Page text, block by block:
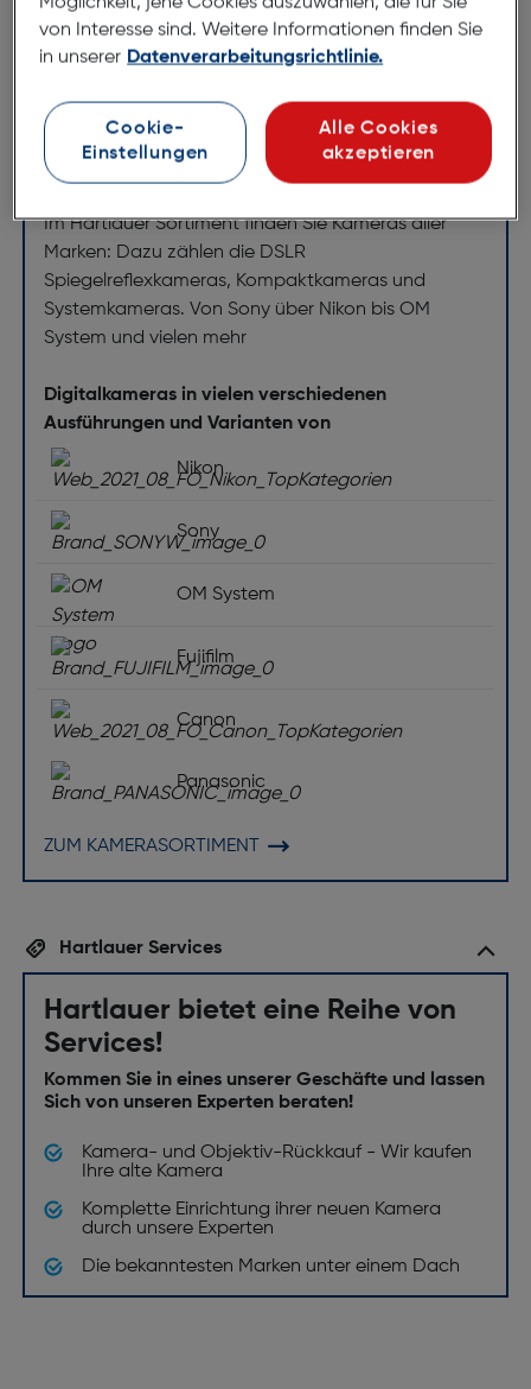
Entdecken Sie unsere
Markenvielfalt
Im Hartlauer Sortiment finden Sie Kameras aller
Marken: Dazu zählen die DSLR
Spiegelreflexkameras, Kompaktkameras und
Systemkameras. Von Sony über Nikon bis OM
System und vielen mehr
Digitalkameras in vielen verschiedenen
Ausführungen und Varianten von
Nikon
Sony
OM System
Fujifilm
Canon
Panasonic
ZUM KAMERASORTIMENT
Hartlauer Services
Hartlauer bietet eine Reihe von
Services!
Kommen Sie in eines unserer Geschäfte und lassen
Sich von unseren Experten beraten!
Kamera- und Objektiv-Rückkauf - Wir kaufen
Ihre alte Kamera
Komplette Einrichtung ihrer neuen Kamera
durch unsere Experten
Die bekanntesten Marken unter einem Dach
von Interesse sind. Weitere Informationen finden Sie
in unserer Datenverarbeitungsrichtlinie.
Cookie-
Einstellungen
Alle Cookies
akzeptieren